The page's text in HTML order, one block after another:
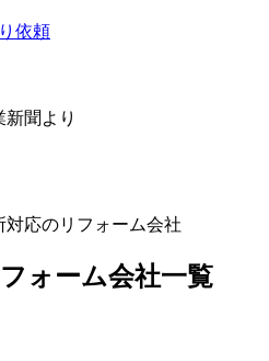
依頼
聞より
応のリフォーム会社
ォーム会社一覧